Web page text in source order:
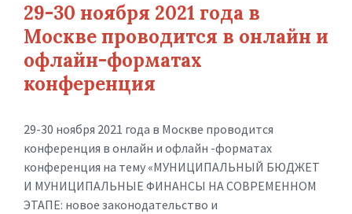
29-30 ноября 2021 года в
Москве проводится в онлайн и
офлайн-форматах
конференция
29-30 ноября 2021 года в Москве проводится
конференция в онлайн и офлайн -форматах
конференция на тему «МУНИЦИПАЛЬНЫЙ БЮДЖЕТ
И МУНИЦИПАЛЬНЫЕ ФИНАНСЫ НА СОВРЕМЕННОМ
ЭТАПЕ: новое законодательство и